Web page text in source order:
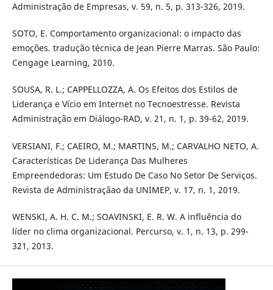
Administração de Empresas, v. 59, n. 5, p. 313-326, 2019.
SOTO, E. Comportamento organizacional: o impacto das
emoções. tradução técnica de Jean Pierre Marras. São Paulo:
Cengage Learning, 2010.
SOUSA, R. L.; CAPPELLOZZA, A. Os Efeitos dos Estilos de
Liderança e Vício em Internet no Tecnoestresse. Revista
Administração em Diálogo-RAD, v. 21, n. 1, p. 39-62, 2019.
VERSIANI, F.; CAEIRO, M.; MARTINS, M.; CARVALHO NETO, A.
Características De Liderança Das Mulheres
Empreendedoras: Um Estudo De Caso No Setor De Serviços.
Revista de Administraçãao da UNIMEP, v. 17, n. 1, 2019.
WENSKI, A. H. C. M.; SOAVINSKI, E. R. W. A influência do
líder no clima organizacional. Percurso, v. 1, n. 13, p. 299-
321, 2013.